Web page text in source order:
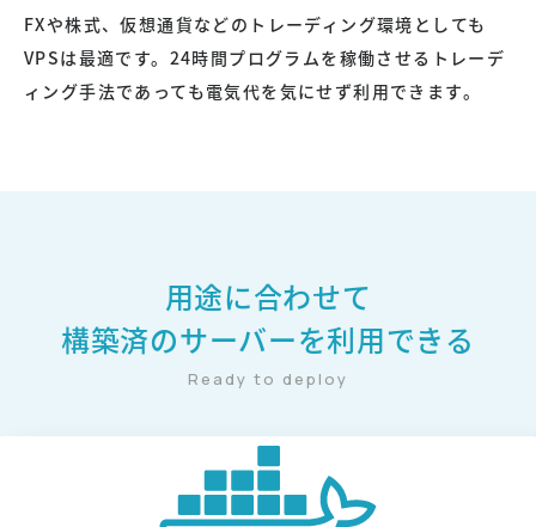
FXや株式、仮想通貨などのトレーディング環境としても
VPSは最適です。24時間プログラムを稼働させるトレーデ
ィング手法であっても電気代を気にせず利用できます。
用途に合わせて
構築済のサーバーを利用できる